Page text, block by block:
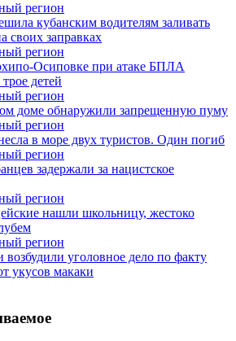
регион
кубанским водителям заливать
своих заправках
регион
Осиповке при атаке БПЛА
детей
регион
доме обнаружили запрещенную пуму
регион
в море двух туристов. Один погиб
регион
задержали за нацистское
регион
нашли школьницу, жестоко
регион
уголовное дело по факту
укусов макаки